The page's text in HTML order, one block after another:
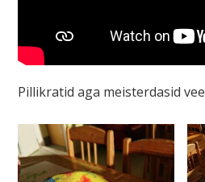
Pillikratid aga meisterdasid